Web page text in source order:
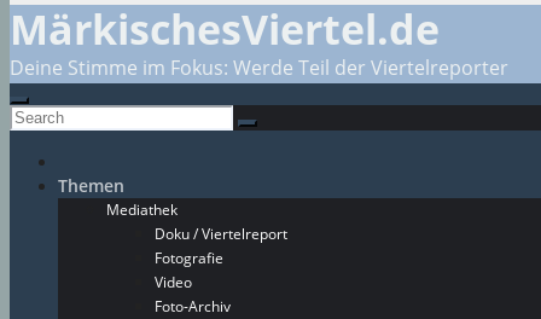
MärkischesViertel.de
Deine Stimme im Fokus: Werde Teil der Viertelreporter
Themen
Mediathek
Doku / Viertelreport
Fotografie
Video
Foto-Archiv